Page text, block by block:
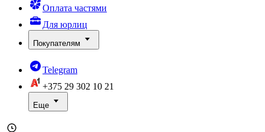
Оплата частями
Для юрлиц
Покупателям
Telegram
+375 29 302 10 21
Еще